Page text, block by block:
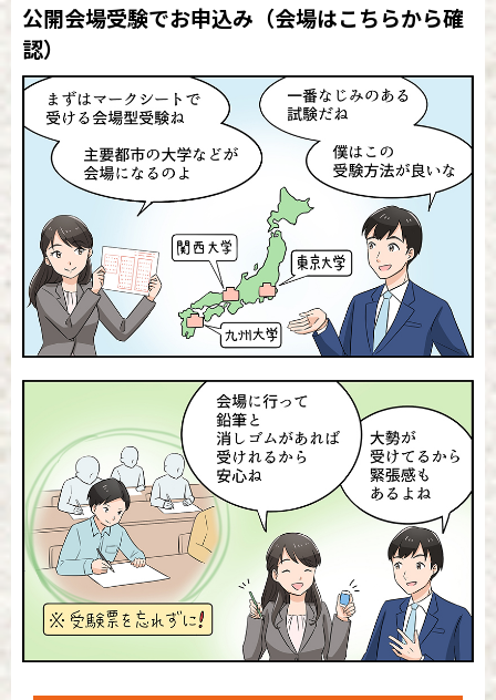
公開会場受験でお申込み （会場はこちらから確
認）